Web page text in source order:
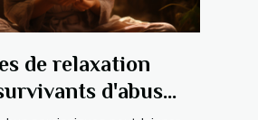
de relaxation
d'abus